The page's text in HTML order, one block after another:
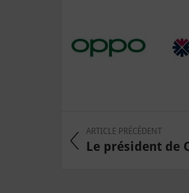
ARTICLE PRÉCÉDENT
Le président de